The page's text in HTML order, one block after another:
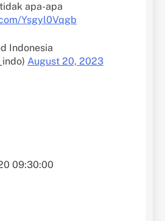
apa-apa
Ysgyl0Vqgb
Indonesia
August 20, 2023
09:30:00